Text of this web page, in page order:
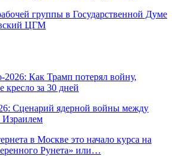
группы в Государственной Думе
ЦГМ
2026: Как Трамп потерял войну,
кресло за 30 дней
Сценарий ядерной войны между
в Москве это начало курса на
Рунета» или…